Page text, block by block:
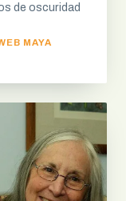
de oscuridad
MAYA